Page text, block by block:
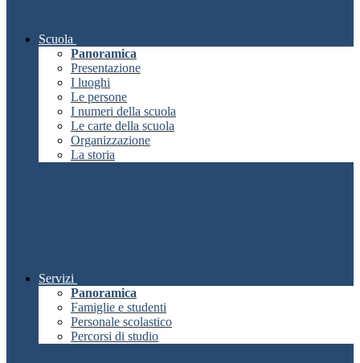
Scuola
Panoramica
Presentazione
I luoghi
Le persone
I numeri della scuola
Le carte della scuola
Organizzazione
La storia
Servizi
Panoramica
Famiglie e studenti
Personale scolastico
Percorsi di studio